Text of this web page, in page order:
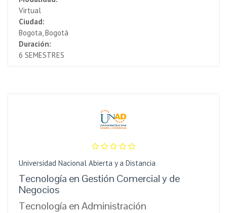
Virtual
Ciudad:
Bogota, Bogotá
Duración:
6 SEMESTRES
Universidad Nacional Abierta y a Distancia
Tecnología en Gestión Comercial y de
Negocios
Tecnología en Administración